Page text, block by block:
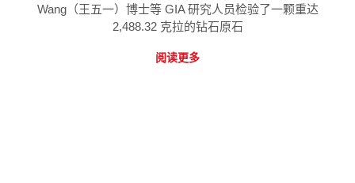
Wang（王五一）博士等 GIA 研究人员检验了一颗重达
2,488.32 克拉的钻石原石
阅读更多